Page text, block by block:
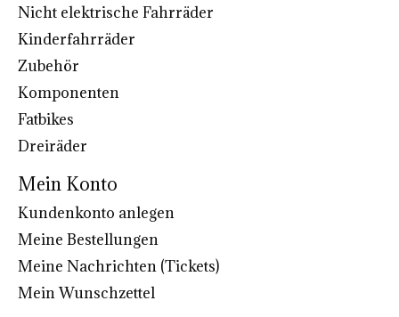
Nicht elektrische Fahrräder
Kinderfahrräder
Zubehör
Komponenten
Fatbikes
Dreiräder
Mein Konto
Kundenkonto anlegen
Meine Bestellungen
Meine Nachrichten (Tickets)
Mein Wunschzettel